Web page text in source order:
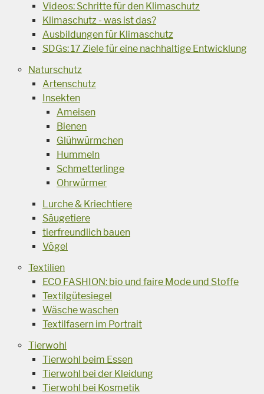
Videos: Schritte für den Klimaschutz
Klimaschutz - was ist das?
Ausbildungen für Klimaschutz
SDGs: 17 Ziele für eine nachhaltige Entwicklung
Naturschutz
Artenschutz
Insekten
Ameisen
Bienen
Glühwürmchen
Hummeln
Schmetterlinge
Ohrwürmer
Lurche & Kriechtiere
Säugetiere
tierfreundlich bauen
Vögel
Textilien
ECO FASHION: bio und faire Mode und Stoffe
Textilgütesiegel
Wäsche waschen
Textilfasern im Portrait
Tierwohl
Tierwohl beim Essen
Tierwohl bei der Kleidung
Tierwohl bei Kosmetik